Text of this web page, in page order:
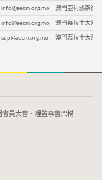
info@aecm.org.mo 澳門亞利鴉架街9
info@aecm.org.mo 澳門慕拉士大馬
sup@aecm.org.mo 澳門慕拉士大馬
會員大會、理監事會架構